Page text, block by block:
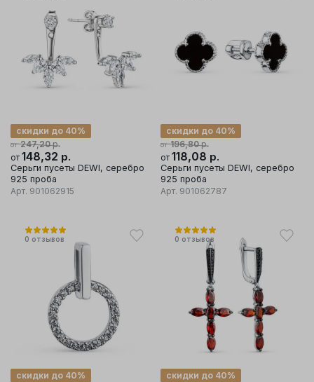
от 247,20р.
скидки до 40%
от 148,32 р.
Серьги пусеты DEWI, серебро
925 проба
Арт. 901062915
от 196,80р.
скидки до 40%
от 118,08 р.
Серьги пусеты DEWI, серебро
925 проба
Арт. 901062787
0 отзывов
скидки до 40%
0 отзывов
скидки до 40%